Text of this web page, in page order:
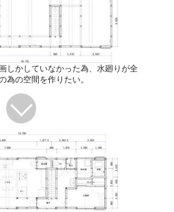
しかしていなかった為、水廻りが全
為の空間を作りたい。